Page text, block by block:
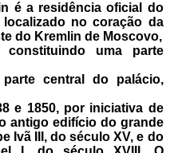
é a residência oficial do
no coração da
do Kremlin de Moscovo,
uma parte
central do palácio,
e 1850, por iniciativa de
antigo edifício do grande
Ivã III, do século XV, e do